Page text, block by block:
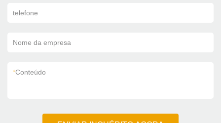
telefone
Nome da empresa
*Conteúdo